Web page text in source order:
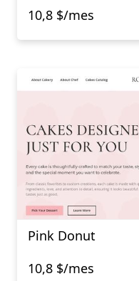
10,8 $/mes
Pink Donut
10,8 $/mes